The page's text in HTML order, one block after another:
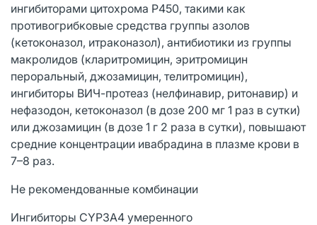
ингибиторами цитохрома P450, такими как
противогрибковые средства группы азолов
(кетоконазол, итраконазол), антибиотики из группы
макролидов (кларитромицин, эритромицин
пероральный, джозамицин, телитромицин),
ингибиторы ВИЧ-протеаз (нелфинавир, ритонавир) и
нефазодон, кетоконазол (в дозе 200 мг 1 раз в сутки)
или джозамицин (в дозе 1 г 2 раза в сутки), повышают
средние концентрации ивабрадина в плазме крови в
7–8 раз.
Не рекомендованные комбинации
Ингибиторы CYP3A4 умеренного